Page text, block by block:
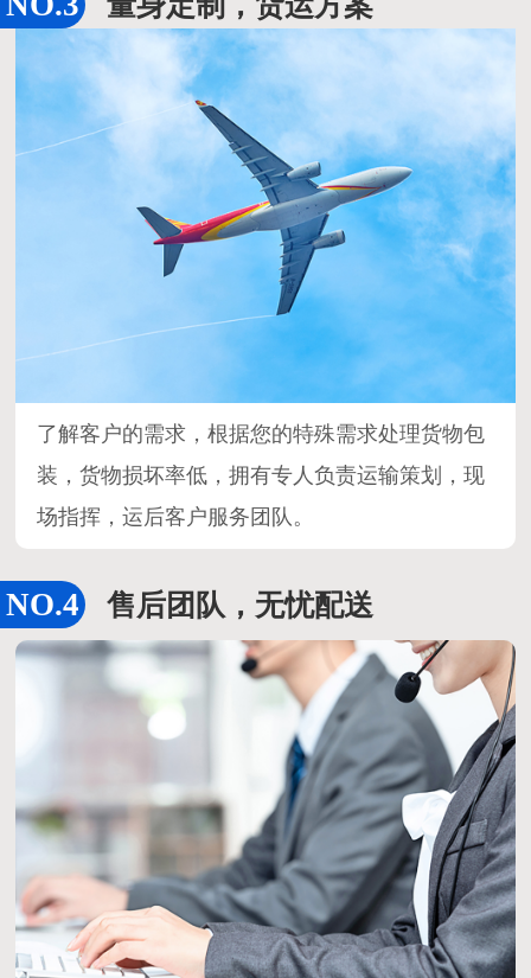
了解客户的需求，根据您的特殊需求处理货物包
装，货物损坏率低，拥有专人负责运输策划，现
场指挥，运后客户服务团队。
售后团队，无忧配送